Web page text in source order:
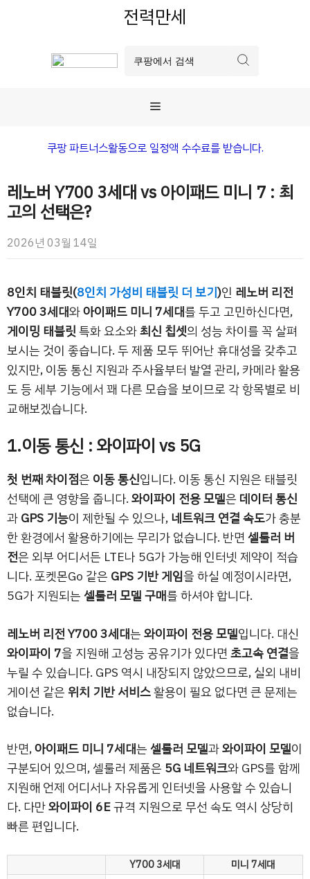
전력만세
메
뉴
쿠팡 파트너스활동으로 일정액 수수료를 받습니다.
레노버 Y700 3세대 vs 아이패드 미니 7 : 최
고의 선택은?
2026년 03월 14일
8인치 태블릿(8인치 가성비 태블릿 더 보기)인 레노버 리전
Y700 3세대와아이패드 미니 7세대를 두고 고민하신다면,
게이밍 태블릿특화 요소와최신 칩셋의 성능 차이를 꼭 살펴
보시는 것이 좋습니다. 두 제품 모두 뛰어난 휴대성을 갖추고
있지만, 이동 통신 지원과 주사율부터 발열 관리, 카메라 활용
도 등 세부 기능에서 꽤 다른 모습을 보이므로 각 항목별로 비
교해보겠습니다.
1.이동 통신 : 와이파이 vs 5G
첫 번째 차이점은 이동 통신입니다. 이동 통신 지원은 태블릿
선택에 큰 영향을 줍니다.와이파이 전용 모델은 데이터 통신
과GPS 기능이 제한될 수 있으나,네트워크 연결 속도가 충분
한 환경에서 활용하기에는 무리가 없습니다. 반면셀룰러 버
전은 외부 어디서든 LTE나 5G가 가능해 인터넷 제약이 적습
니다. 포켓몬Go 같은 GPS 기반 게임을 하실 예정이시라면,
5G가 지원되는셀룰러 모델 구매를 하셔야 합니다.
레노버 리전 Y700 3세대는와이파이 전용 모델입니다. 대신
와이파이 7을 지원해 고성능 공유기가 있다면 초고속 연결을
누릴 수 있습니다. GPS 역시 내장되지 않았으므로, 실외 내비
게이션 같은위치 기반 서비스활용이 필요 없다면 큰 문제는
없습니다.
반면,아이패드 미니 7세대는셀룰러 모델과와이파이 모델이
구분되어 있으며, 셀룰러 제품은 5G 네트워크와 GPS를 함께
지원해 언제 어디서나 자유롭게 인터넷을 사용할 수 있습니
다. 다만와이파이 6E규격 지원으로 무선 속도 역시 상당히
빠른 편입니다.
Y700 3세대
미니 7세대